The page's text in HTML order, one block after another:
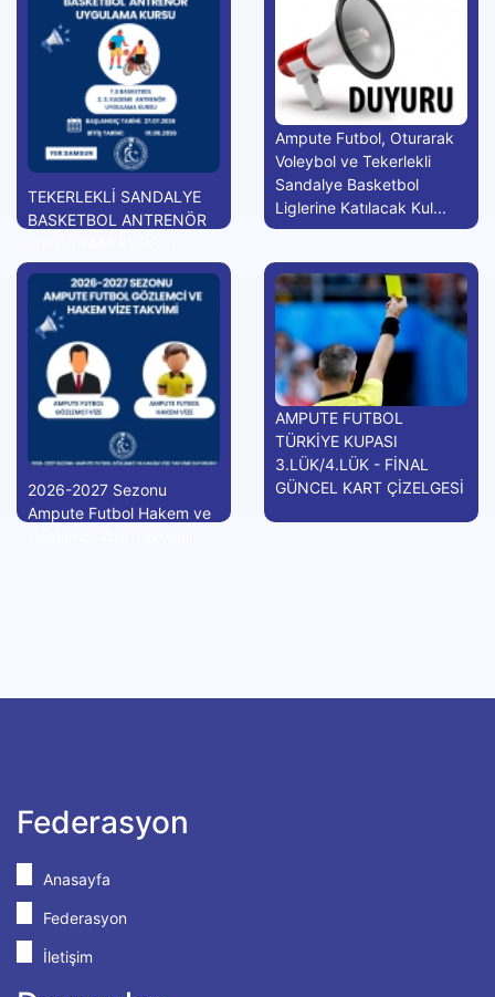
TEKERLEKLİ SANDALYE
BASKETBOL ANTRENÖR
Ampute Futbol, Oturarak
Voleybol ve Tekerlekli
Sandalye Basketbol
Liglerine Katılacak Kul...
2026-2027 Sezonu
Ampute Futbol Hakem ve
AMPUTE FUTBOL
TÜRKİYE KUPASI
3.LÜK/4.LÜK - FİNAL
GÜNCEL KART ÇİZELGESİ
Federasyon
Anasayfa
Federasyon
İletişim